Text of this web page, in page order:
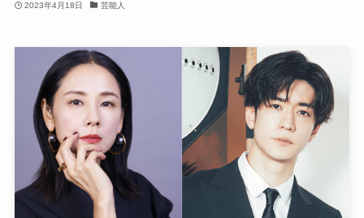
2023年4月18日 芸能人